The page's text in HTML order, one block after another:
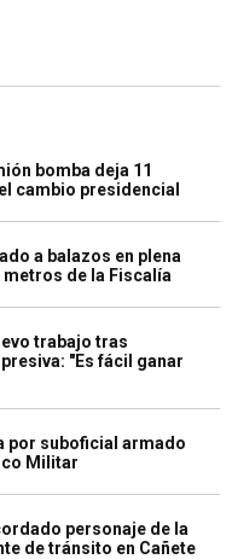
bomba deja 11
cambio presidencial
a balazos en plena
de la Fiscalía
trabajo tras
"Es fácil ganar
por suboficial armado
Militar
personaje de la
de tránsito en Cañete